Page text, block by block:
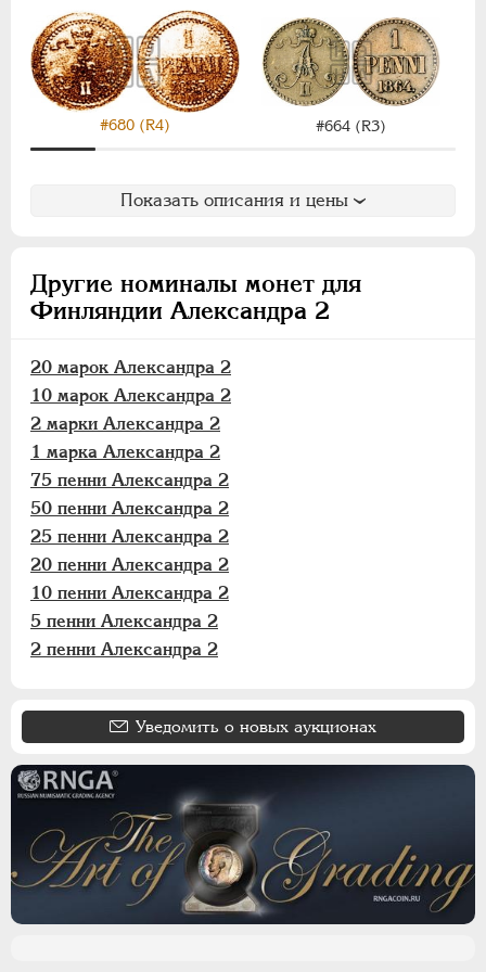
#680 (R4) #664 (R3)
Показать описания и цены
Другие номиналы монет для
Финляндии Александра 2
20 марок Александра 2
10 марок Александра 2
2 марки Александра 2
1 марка Александра 2
75 пенни Александра 2
50 пенни Александра 2
25 пенни Александра 2
20 пенни Александра 2
10 пенни Александра 2
5 пенни Александра 2
2 пенни Александра 2
Уведомить о новых аукционах
1 марка
75 пенни
50 пенни
25 пенни
20 пенни
10 пенни
АЛЕКСАНДР III 1881-1894
ВРЕМЕННОЕ ПРАВ. 1917-1918
ИНОСТРАННЫЕ 1768-1918